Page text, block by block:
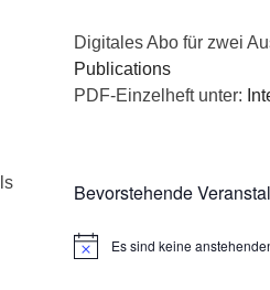
Digitales Abo für zwei
Publications
PDF-Einzelheft unter:
Bevorstehende
HinweisEs sind keine